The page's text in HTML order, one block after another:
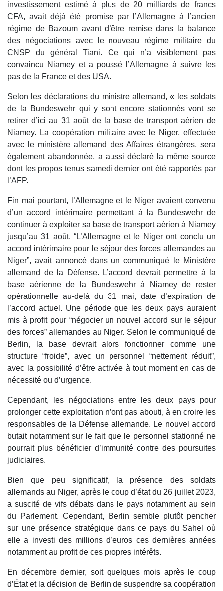
investissement estimé à plus de 20 milliards de francs
CFA, avait déjà été promise par l’Allemagne à l’ancien
régime de Bazoum avant d’être remise dans la balance
des négociations avec le nouveau régime militaire du
CNSP du général Tiani. Ce qui n’a visiblement pas
convaincu Niamey et a poussé l’Allemagne à suivre les
pas de la France et des USA.
Selon les déclarations du ministre allemand, « les soldats
de la Bundeswehr qui y sont encore stationnés vont se
retirer d’ici au 31 août de la base de transport aérien de
Niamey. La coopération militaire avec le Niger, effectuée
avec le ministère allemand des Affaires étrangères, sera
également abandonnée, a aussi déclaré la même source
dont les propos tenus samedi dernier ont été rapportés par
l’AFP.
Fin mai pourtant, l’Allemagne et le Niger avaient convenu
d’un accord intérimaire permettant à la Bundeswehr de
continuer à exploiter sa base de transport aérien à Niamey
jusqu’au 31 août. “L’Allemagne et le Niger ont conclu un
accord intérimaire pour le séjour des forces allemandes au
Niger”, avait annoncé dans un communiqué le Ministère
allemand de la Défense. L’accord devrait permettre à la
base aérienne de la Bundeswehr à Niamey de rester
opérationnelle au-delà du 31 mai, date d’expiration de
l’accord actuel. Une période que les deux pays auraient
mis à profit pour “négocier un nouvel accord sur le séjour
des forces” allemandes au Niger. Selon le communiqué de
Berlin, la base devrait alors fonctionner comme une
structure “froide”, avec un personnel “nettement réduit”,
avec la possibilité d’être activée à tout moment en cas de
nécessité ou d’urgence.
Cependant, les négociations entre les deux pays pour
prolonger cette exploitation n’ont pas abouti, à en croire les
responsables de la Défense allemande. Le nouvel accord
butait notamment sur le fait que le personnel stationné ne
pourrait plus bénéficier d’immunité contre des poursuites
judiciaires.
Bien que peu significatif, la présence des soldats
allemands au Niger, après le coup d’état du 26 juillet 2023,
a suscité de vifs débats dans le pays notamment au sein
du Parlement. Cependant, Berlin semble plutôt pencher
sur une présence stratégique dans ce pays du Sahel où
elle a investi des millions d’euros ces dernières années
notamment au profit de ces propres intérêts.
En décembre dernier, soit quelques mois après le coup
d’État et la décision de Berlin de suspendre sa coopération